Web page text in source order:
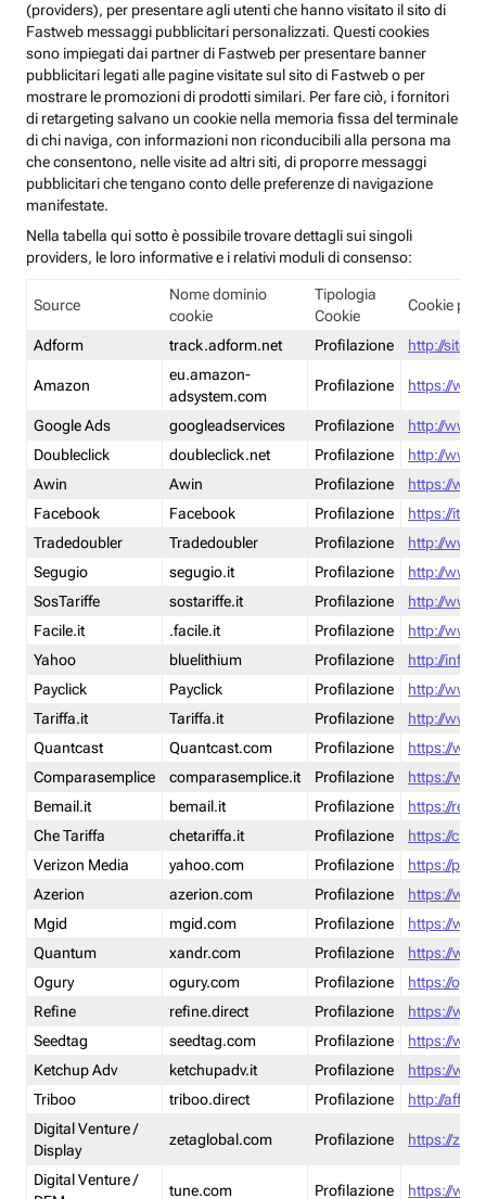
(providers), per presentare agli utenti che hanno visitato il sito di
Fastweb messaggi pubblicitari personalizzati. Questi cookies
sono impiegati dai partner di Fastweb per presentare banner
pubblicitari legati alle pagine visitate sul sito di Fastweb o per
mostrare le promozioni di prodotti similari. Per fare ciò, i fornitori
di retargeting salvano un cookie nella memoria fissa del terminale
di chi naviga, con informazioni non riconducibili alla persona ma
che consentono, nelle visite ad altri siti, di proporre messaggi
pubblicitari che tengano conto delle preferenze di navigazione
manifestate.
Nella tabella qui sotto è possibile trovare dettagli sui singoli
providers, le loro informative e i relativi moduli di consenso:
Source
Nome dominio
cookie
Tipologia
Cookie
Cookie
Adform track.adform.net Profilazione http://
Amazon
eu.amazon-
adsystem.com
Profilazione https://
Google Ads googleadservices Profilazione
http://
Doubleclick
doubleclick.net Profilazione
http://
Awin
Awin Profilazione
https://
Facebook
Facebook Profilazione
https://it-
Tradedoubler
Tradedoubler Profilazione
http://
Segugio
segugio.it Profilazione
http://
SosTariffe
sostariffe.it Profilazione
http://
Facile.it
.facile.it Profilazione
http://
Yahoo
bluelithium Profilazione
http://
Payclick
Payclick Profilazione
http://
Tariffa.it
Tariffa.it Profilazione
http://
Quantcast
Quantcast.com Profilazione
https://
Comparasemplice
comparasemplice.it Profilazione
https://
Bemail.it
bemail.it Profilazione
https://
Che Tariffa
chetariffa.it Profilazione
https://
Verizon Media
yahoo.com Profilazione
https://
Azerion
azerion.com Profilazione
https://
Mgid
mgid.com Profilazione
https://
Quantum
xandr.com Profilazione
https://
Ogury
ogury.com Profilazione
https://
Refine
refine.direct Profilazione
https://
Seedtag
seedtag.com Profilazione
https://
Ketchup Adv
ketchupadv.it Profilazione
https://
Triboo
triboo.direct Profilazione
http://
Digital Venture /
Display
zetaglobal.com Profilazione https://
Digital Venture /
tune.com Profilazione https://